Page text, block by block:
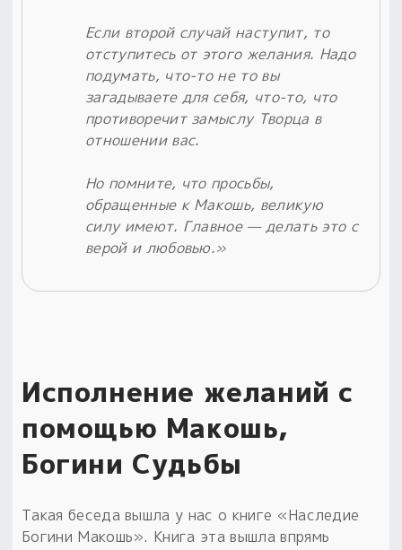
Если второй случай наступит, то
отступитесь от этого желания. Надо
подумать, что-то не то вы
загадываете для себя, что-то, что
противоречит замыслу Творца в
отношении вас.
Но помните, что просьбы,
обращенные к Макошь, великую
силу имеют. Главное — делать это с
верой и любовью.»
Исполнение желаний с
помощью Макошь,
Богини Судьбы
Такая беседа вышла у нас о книге «Наследие
Богини Макошь». Книга эта вышла впрямь